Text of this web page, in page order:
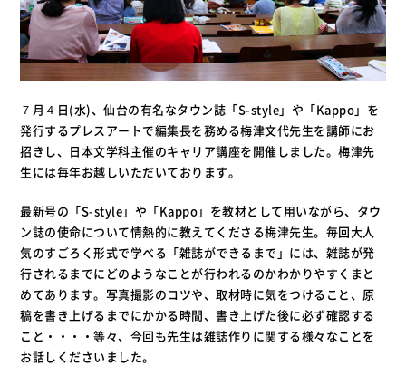
７月４日(水)、仙台の有名なタウン誌「S-style」や「Kappo」を
発行するプレスアートで編集長を務める梅津文代先生を講師にお
招きし、日本文学科主催のキャリア講座を開催しました。梅津先
生には毎年お越しいただいております。
最新号の「S-style」や「Kappo」を教材として用いながら、タウ
ン誌の使命について情熱的に教えてくださる梅津先生。毎回大人
気のすごろく形式で学べる「雑誌ができるまで」には、雑誌が発
行されるまでにどのようなことが行われるのかわかりやすくまと
めてあります。写真撮影のコツや、取材時に気をつけること、原
稿を書き上げるまでにかかる時間、書き上げた後に必ず確認する
こと・・・・等々、今回も先生は雑誌作りに関する様々なことを
お話しくださいました。